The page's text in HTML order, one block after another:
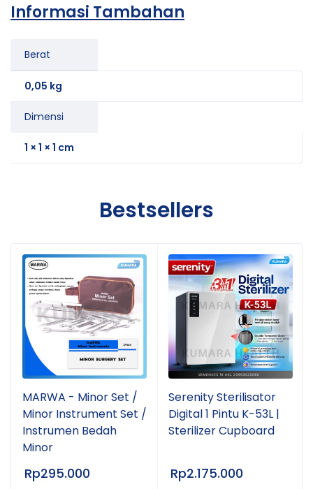
Informasi Tambahan
Berat
0,05 kg
Dimensi
1 × 1 × 1 cm
Bestsellers
MARWA - Minor Set /
Minor Instrument Set /
Instrumen Bedah
Minor
Rp295.000
Serenity Sterilisator
Digital 1 Pintu K-53L |
Sterilizer Cupboard
Rp2.175.000